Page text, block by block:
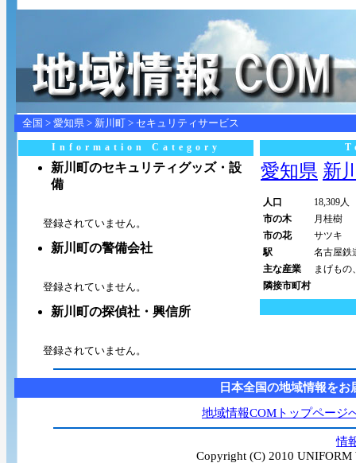
全国 > 愛知県 > 新川町 > セキュリティサービス
Information Category
新川町のセキュリティグッズ・設
備
登録されていません。
新川町の警備会社
登録されていません。
新川町の探偵社・興信所
登録されていません。
愛知県 新
人口
18,309人
市の木
月桂樹
市の花
サツキ
駅
名古屋鉄
主な産業
まげもの
隣接市町村
日本全国の地域情報をお
地域情報COMトップページ
情
Copyright (C) 2010